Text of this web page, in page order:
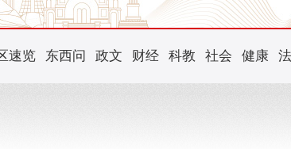
速览 东西问 政文 财经 科教 社会 健康